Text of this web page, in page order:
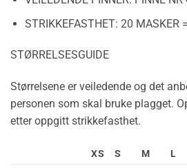
STRIKKEFASTHET: 20 MASKER
STØRRELSESGUIDE
Størrelsene er veiledende og det
personen som skal bruke plagget.
etter oppgitt strikkefasthet.
XS S M L